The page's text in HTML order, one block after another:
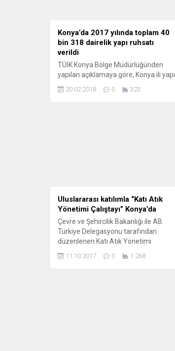
Konya’da 2017 yılında toplam 40
bin 318 dairelik yapı ruhsatı
verildi
TÜİK Konya Bölge Müdürlüğünden
yapılan açıklamaya göre, Konya ili yapı
ruhsatı verilen 40 bin 318 daire sayısı
ile il sıralamasında 6’ncı oldu.
20.02.2018 0 323
Uluslararası katılımla “Katı Atık
Yönetimi Çalıştayı” Konya’da
Çevre ve Şehircilik Bakanlığı ile AB
Türkiye Delegasyonu tarafından
düzenlenen Katı Atık Yönetimi
arasında Konya’da yapılacak.
11.10.2017 0 1.268